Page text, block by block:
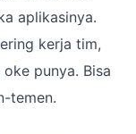
aplikasinya.
kerja tim,
punya. Bisa
temen.